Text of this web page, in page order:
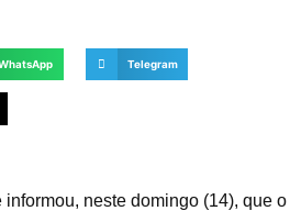
Telegram
neste domingo (14), que o